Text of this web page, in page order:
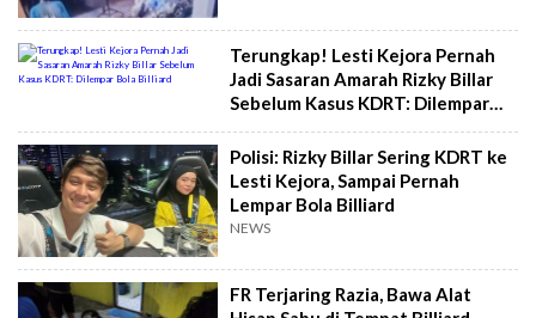
Terungkap! Lesti Kejora Pernah
Jadi Sasaran Amarah Rizky Billar
Sebelum Kasus KDRT: Dilempar
Bola Billiard
Polisi: Rizky Billar Sering KDRT ke
Lesti Kejora, Sampai Pernah
Lempar Bola Billiard
NEWS
FR Terjaring Razia, Bawa Alat